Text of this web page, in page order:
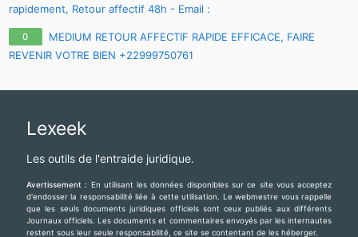
rapidement, Retour affectif 48h - Email :
maitre.fa.olouwoashewa@gmail.com
+233 57 651 4924
0
MEDIUM RETOUR AFFECTIF RAPIDE EFFICACE, FAIRE
REVENIR VOTRE BIEN +22999750761
Lexeek
Les outils de l'entraide juridique.
Avertissement : En utilisant les données disponibles sur ce site vous acceptez
d'endosser la responsabilité liée à cette utilisation. Le webmestre vous rappelle
que les seuls documents juridiques officiels sont ceux publiés aux différents
Journaux officiels. Les documents et commentaires envoyés par les internautes
restent sous leur seule responsabilité, ce site se contentant de les héberger.